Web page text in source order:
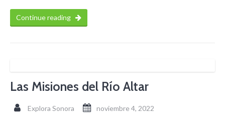
Continue reading
Las Misiones del Río Altar
Explora Sonora noviembre 4, 2022